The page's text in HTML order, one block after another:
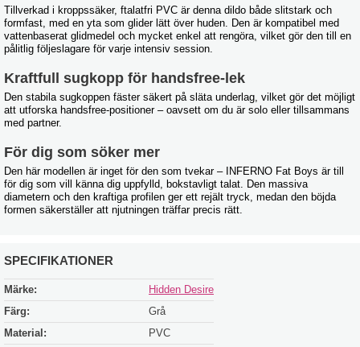
Tillverkad i kroppssäker, ftalatfri PVC är denna dildo både slitstark och
formfast, med en yta som glider lätt över huden. Den är kompatibel med
vattenbaserat glidmedel och mycket enkel att rengöra, vilket gör den till en
pålitlig följeslagare för varje intensiv session.
Kraftfull sugkopp för handsfree-lek
Den stabila sugkoppen fäster säkert på släta underlag, vilket gör det möjligt
att utforska handsfree-positioner – oavsett om du är solo eller tillsammans
med partner.
För dig som söker mer
Den här modellen är inget för den som tvekar – INFERNO Fat Boys är till
för dig som vill känna dig uppfylld, bokstavligt talat. Den massiva
diametern och den kraftiga profilen ger ett rejält tryck, medan den böjda
formen säkerställer att njutningen träffar precis rätt.
SPECIFIKATIONER
Märke:
Hidden Desire
Färg:
Grå
Material:
PVC